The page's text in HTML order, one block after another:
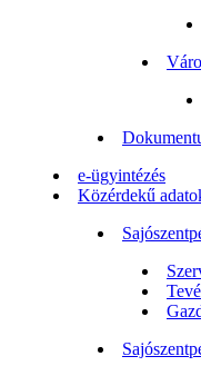
e-ügyintézés
Közérdekű